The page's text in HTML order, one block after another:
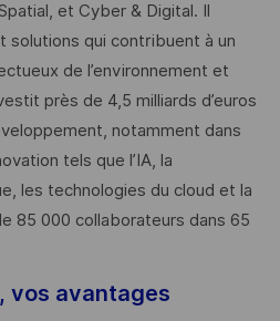
et Cyber & Digital. Il
solutions qui contribuent à un
de l’environnement et
près de 4,5 milliards d’euros
notamment dans
tels que l’IA, la
les technologies du cloud et la
85 000 collaborateurs dans 65
vos avantages